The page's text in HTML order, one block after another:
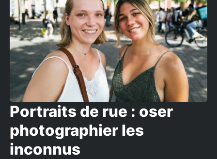
Portraits de rue : oser
photographier les
inconnus